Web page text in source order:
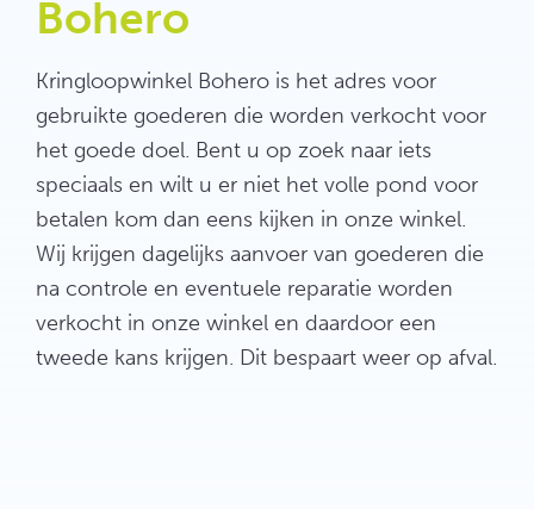
Bohero
Kringloopwinkel Bohero is het adres voor
gebruikte goederen die worden verkocht voor
het goede doel. Bent u op zoek naar iets
speciaals en wilt u er niet het volle pond voor
betalen kom dan eens kijken in onze winkel.
Wij krijgen dagelijks aanvoer van goederen die
na controle en eventuele reparatie worden
verkocht in onze winkel en daardoor een
tweede kans krijgen. Dit bespaart weer op afval.